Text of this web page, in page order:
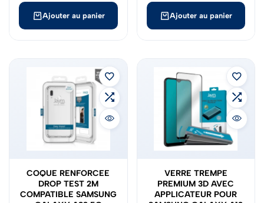
Ajouter au panier Ajouter au panier
COQUE RENFORCEE
DROP TEST 2M
COMPATIBLE SAMSUNG
VERRE TREMPE
PREMIUM 3D AVEC
APPLICATEUR POUR